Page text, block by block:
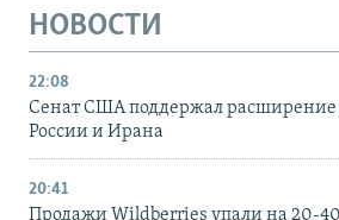
НОВОСТИ
22:08
Сенат США поддержал расширение
России и Ирана
20:41
Продажи Wildberries упали на 20-